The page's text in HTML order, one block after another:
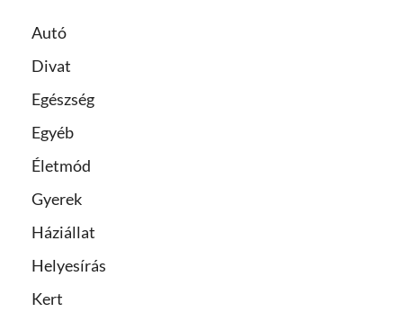
Autó
Divat
Egészség
Egyéb
Életmód
Gyerek
Háziállat
Helyesírás
Kert